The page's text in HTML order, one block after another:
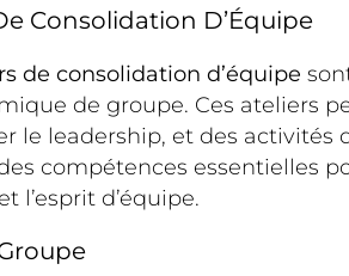
Consolidation D’Équipe
de consolidation d’équipe
de groupe. Ces ateliers
le leadership, et des
compétences essentielles
l’esprit d’équipe.